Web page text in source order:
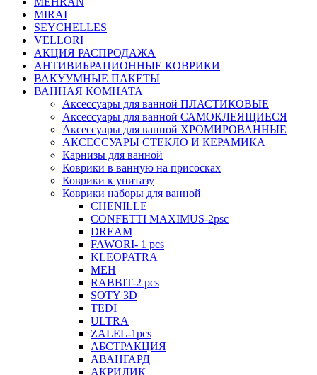
MIRAI
SEYCHELLES
VELLORI
АКЦИЯ РАСПРОДАЖА
АНТИВИБРАЦИОННЫЕ КОВРИКИ
ВАКУУМНЫЕ ПАКЕТЫ
ВАННАЯ КОМНАТА
Аксессуары для ванной ПЛАСТИКОВЫЕ
Аксессуары для ванной САМОКЛЕЯЩИЕСЯ
Аксессуары для ванной ХРОМИРОВАННЫЕ
АКСЕССУАРЫ СТЕКЛО И КЕРАМИКА
Карнизы для ванной
Коврики в ванную на присосках
Коврики к унитазу
Коврики наборы для ванной
CHENILLE
CONFETTI MAXIMUS-2psc
DREAM
FAWORI- 1 pcs
KLEOPATRA
MEH
RABBIT-2 pcs
SOTY 3D
TEDI
ULTRA
ZALEL-1pcs
АБСТРАКЦИЯ
АВАНГАРД
АКРИЛИК